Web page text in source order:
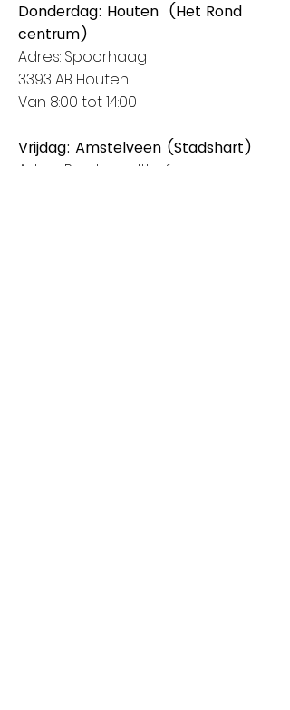
Donderdag: Houten (Het Rond
centrum)
Adres: Spoorhaag
3393 AB Houten
Van 8:00 tot 14:00
Vrijdag: Amstelveen (Stadshart)
Adres: Rembrandthof